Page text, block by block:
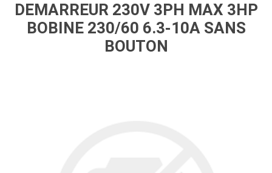
DEMARREUR 230V 3PH MAX 3HP
BOBINE 230/60 6.3-10A SANS
BOUTON